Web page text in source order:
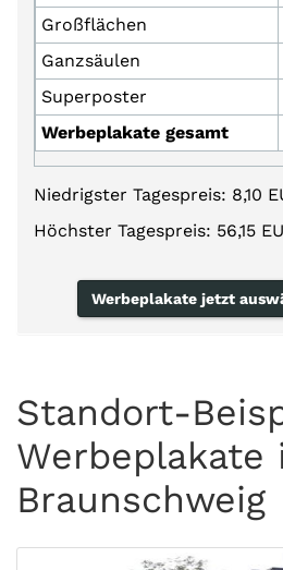
Großflächen
Ganzsäulen
Superposter
Werbeplakate gesamt
Niedrigster Tagespreis: 8,10
Höchster Tagespreis: 56,15
Werbeplakate jetzt
Standort-
Werbeplakate
Braunschweig